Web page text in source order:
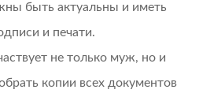
быть актуальны и иметь
и печати.
не только муж, но и
копии всех документов